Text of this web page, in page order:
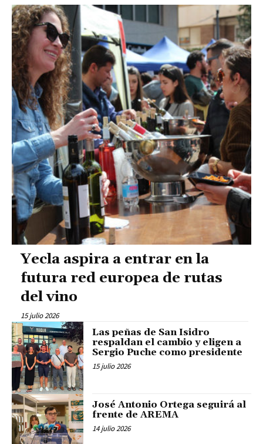
Yecla aspira a entrar en la
futura red europea de rutas
del vino
15 julio 2026
Las peñas de San Isidro
respaldan el cambio y eligen a
Sergio Puche como presidente
15 julio 2026
José Antonio Ortega seguirá al
frente de AREMA
14 julio 2026